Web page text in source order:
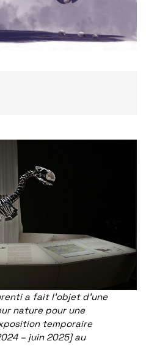
a fait l’objet d’une
nature pour une
temporaire
– juin 2025] au